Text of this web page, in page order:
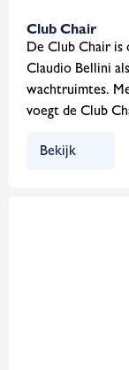
Club Chair
De Club Chair
Claudio Bellini
wachtruimtes.
voegt de Club
Bekijk